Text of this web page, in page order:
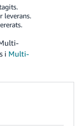
leverans.
i Multi-